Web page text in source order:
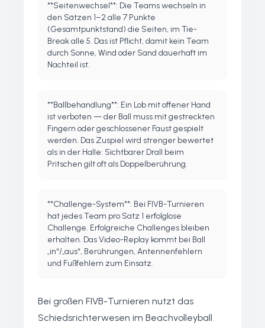
**Seitenwechsel**: Die Teams wechseln in
den Sätzen 1–2 alle 7 Punkte
(Gesamtpunktstand) die Seiten, im Tie-
Break alle 5. Das ist Pflicht, damit kein Team
durch Sonne, Wind oder Sand dauerhaft im
Nachteil ist.
**Ballbehandlung**: Ein Lob mit offener Hand
ist verboten — der Ball muss mit gestreckten
Fingern oder geschlossener Faust gespielt
werden. Das Zuspiel wird strenger bewertet
als in der Halle: Sichtbarer Drall beim
Pritschen gilt oft als Doppelberührung.
**Challenge-System**: Bei FIVB-Turnieren
hat jedes Team pro Satz 1 erfolglose
Challenge. Erfolgreiche Challenges bleiben
erhalten. Das Video-Replay kommt bei Ball
„in“/„aus“, Berührungen, Antennenfehlern
und Fußfehlern zum Einsatz.
Bei großen FIVB-Turnieren nutzt das
Schiedsrichterwesen im Beachvolleyball